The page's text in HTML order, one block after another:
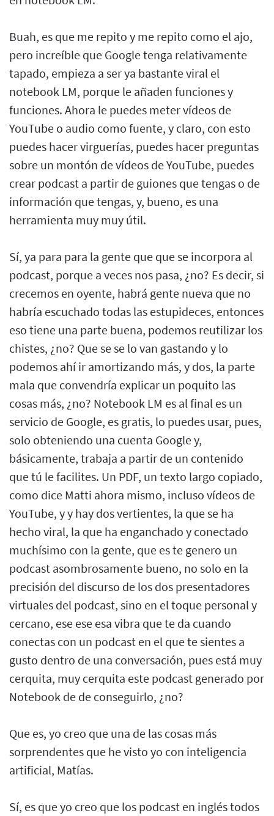
Buah, es que me repito y me repito como el ajo,
pero increíble que Google tenga relativamente
tapado, empieza a ser ya bastante viral el
notebook LM, porque le añaden funciones y
funciones. Ahora le puedes meter vídeos de
YouTube o audio como fuente, y claro, con esto
puedes hacer virguerías, puedes hacer preguntas
sobre un montón de vídeos de YouTube, puedes
crear podcast a partir de guiones que tengas o de
información que tengas, y, bueno, es una
herramienta muy muy útil.
Sí, ya para para la gente que que se incorpora al
podcast, porque a veces nos pasa, ¿no? Es decir, si
crecemos en oyente, habrá gente nueva que no
habría escuchado todas las estupideces, entonces
eso tiene una parte buena, podemos reutilizar los
chistes, ¿no? Que se se lo van gastando y lo
podemos ahí ir amortizando más, y dos, la parte
mala que convendría explicar un poquito las
cosas más, ¿no? Notebook LM es al final es un
servicio de Google, es gratis, lo puedes usar, pues,
solo obteniendo una cuenta Google y,
básicamente, trabaja a partir de un contenido
que tú le facilites. Un PDF, un texto largo copiado,
como dice Matti ahora mismo, incluso vídeos de
YouTube, y y hay dos vertientes, la que se ha
hecho viral, la que ha enganchado y conectado
muchísimo con la gente, que es te genero un
podcast asombrosamente bueno, no solo en la
precisión del discurso de los dos presentadores
virtuales del podcast, sino en el toque personal y
cercano, ese ese esa vibra que te da cuando
conectas con un podcast en el que te sientes a
gusto dentro de una conversación, pues está muy
cerquita, muy cerquita este podcast generado por
Notebook de de conseguirlo, ¿no?
Que es, yo creo que una de las cosas más
sorprendentes que he visto yo con inteligencia
artificial, Matías.
Sí, es que yo creo que los podcast en inglés todos